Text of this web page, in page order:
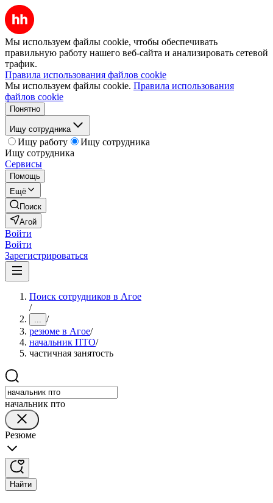
Мы используем файлы cookie, чтобы обеспечивать
правильную работу нашего веб-сайта и анализировать сетевой
трафик.
Правила использования файлов cookie
Мы используем файлы cookie. Правила использования
файлов cookie
Понятно
Ищу сотрудника
Ищу работу
Ищу сотрудника
Ищу сотрудника
Сервисы
Помощь
Ещё
Поиск
Агой
Войти
Войти
Зарегистрироваться
Поиск сотрудников в Агое
/
... /
резюме в Агое/
начальник ПТО/
частичная занятость
начальник пто
Резюме
Найти